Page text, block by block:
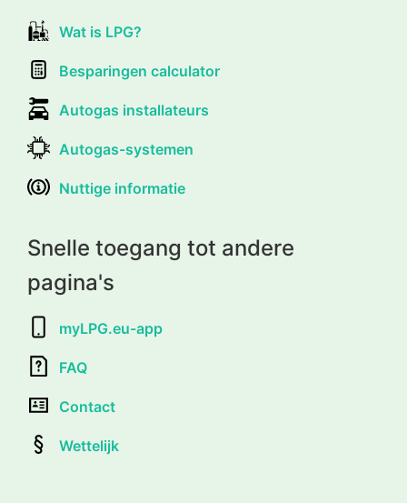
Wat is LPG?
Besparingen calculator
Autogas installateurs
Autogas-systemen
Nuttige informatie
Snelle toegang tot andere
pagina's
myLPG.eu-app
FAQ
Contact
Wettelijk